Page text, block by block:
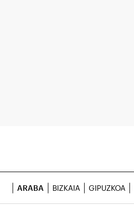
ARABA BIZKAIA GIPUZKOA